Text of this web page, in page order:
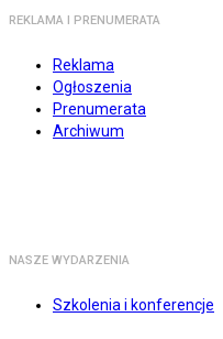
REKLAMA I PRENUMERATA
Reklama
Ogłoszenia
Prenumerata
Archiwum
NASZE WYDARZENIA
Szkolenia i konferencje